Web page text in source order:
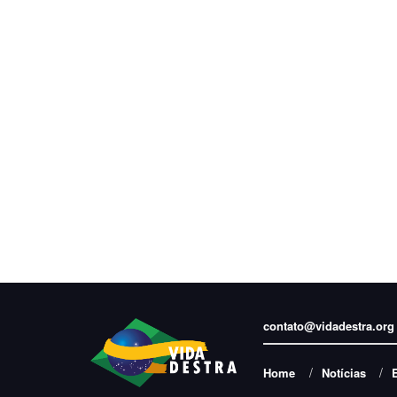
contato@vidadestra.org
Home Notícias